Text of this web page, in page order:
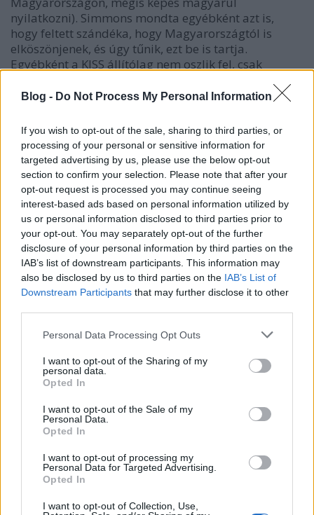
Blog - Do Not Process My Personal Information
If you wish to opt-out of the sale, sharing to third parties, or
processing of your personal or sensitive information for
targeted advertising by us, please use the below opt-out
section to confirm your selection. Please note that after your
opt-out request is processed you may continue seeing
interest-based ads based on personal information utilized by
us or personal information disclosed to third parties prior to
your opt-out. You may separately opt-out of the further
disclosure of your personal information by third parties on the
IAB’s list of downstream participants. This information may
also be disclosed by us to third parties on the IAB’s List of
Downstream Participants that may further disclose it to other
Please note that this website/app uses one or more Google
not limited to your visit or usage behaviour. You may click to
grant or deny consent to Google and its third-party tags to
use your data for below specified purposes in below Google
consent section.
Personal Data Processing Opt Outs
I want to opt-out of the Sharing of my
personal data.
Opted In
I want to opt-out of the Sale of my
Personal Data.
Opted In
I want to opt-out of processing my
Personal Data for Targeted Advertising.
Opted In
I want to opt-out of Collection, Use,
nyilatkozni). Simmons mondta egyébként azt is,
hogy feltett szándéka, hogy Magyarországtól is
elköszönjenek, és úgy tűnik, ezt be is tartja.
Egyébként a KISS állítólag nem oszlik fel, csak
grandiózus színpadi show a lényegük. Mindegy, a
A budapesti koncertre jegyek november 14-én 10
órától kaphatók a www.livenation.hués a
www.funcode.huoldalakon keresztül. Elővásárlási
lehetőség a hivatalos KISSrajongói klub tagjai
számára november 12-én 10 órától lesz. Az
elővásárlási lehetőség a regisztrált Live Nation-tagok
számára is elérhető, november 13-án 10 órától.
normál belépők mellett limitált számú, közvetlenül a
színpad elé szóló kiemelt állójegy is vásárolható a
bulira, valamint kétfajta VIP csomag is elérhető lesz
a rajongók számára.